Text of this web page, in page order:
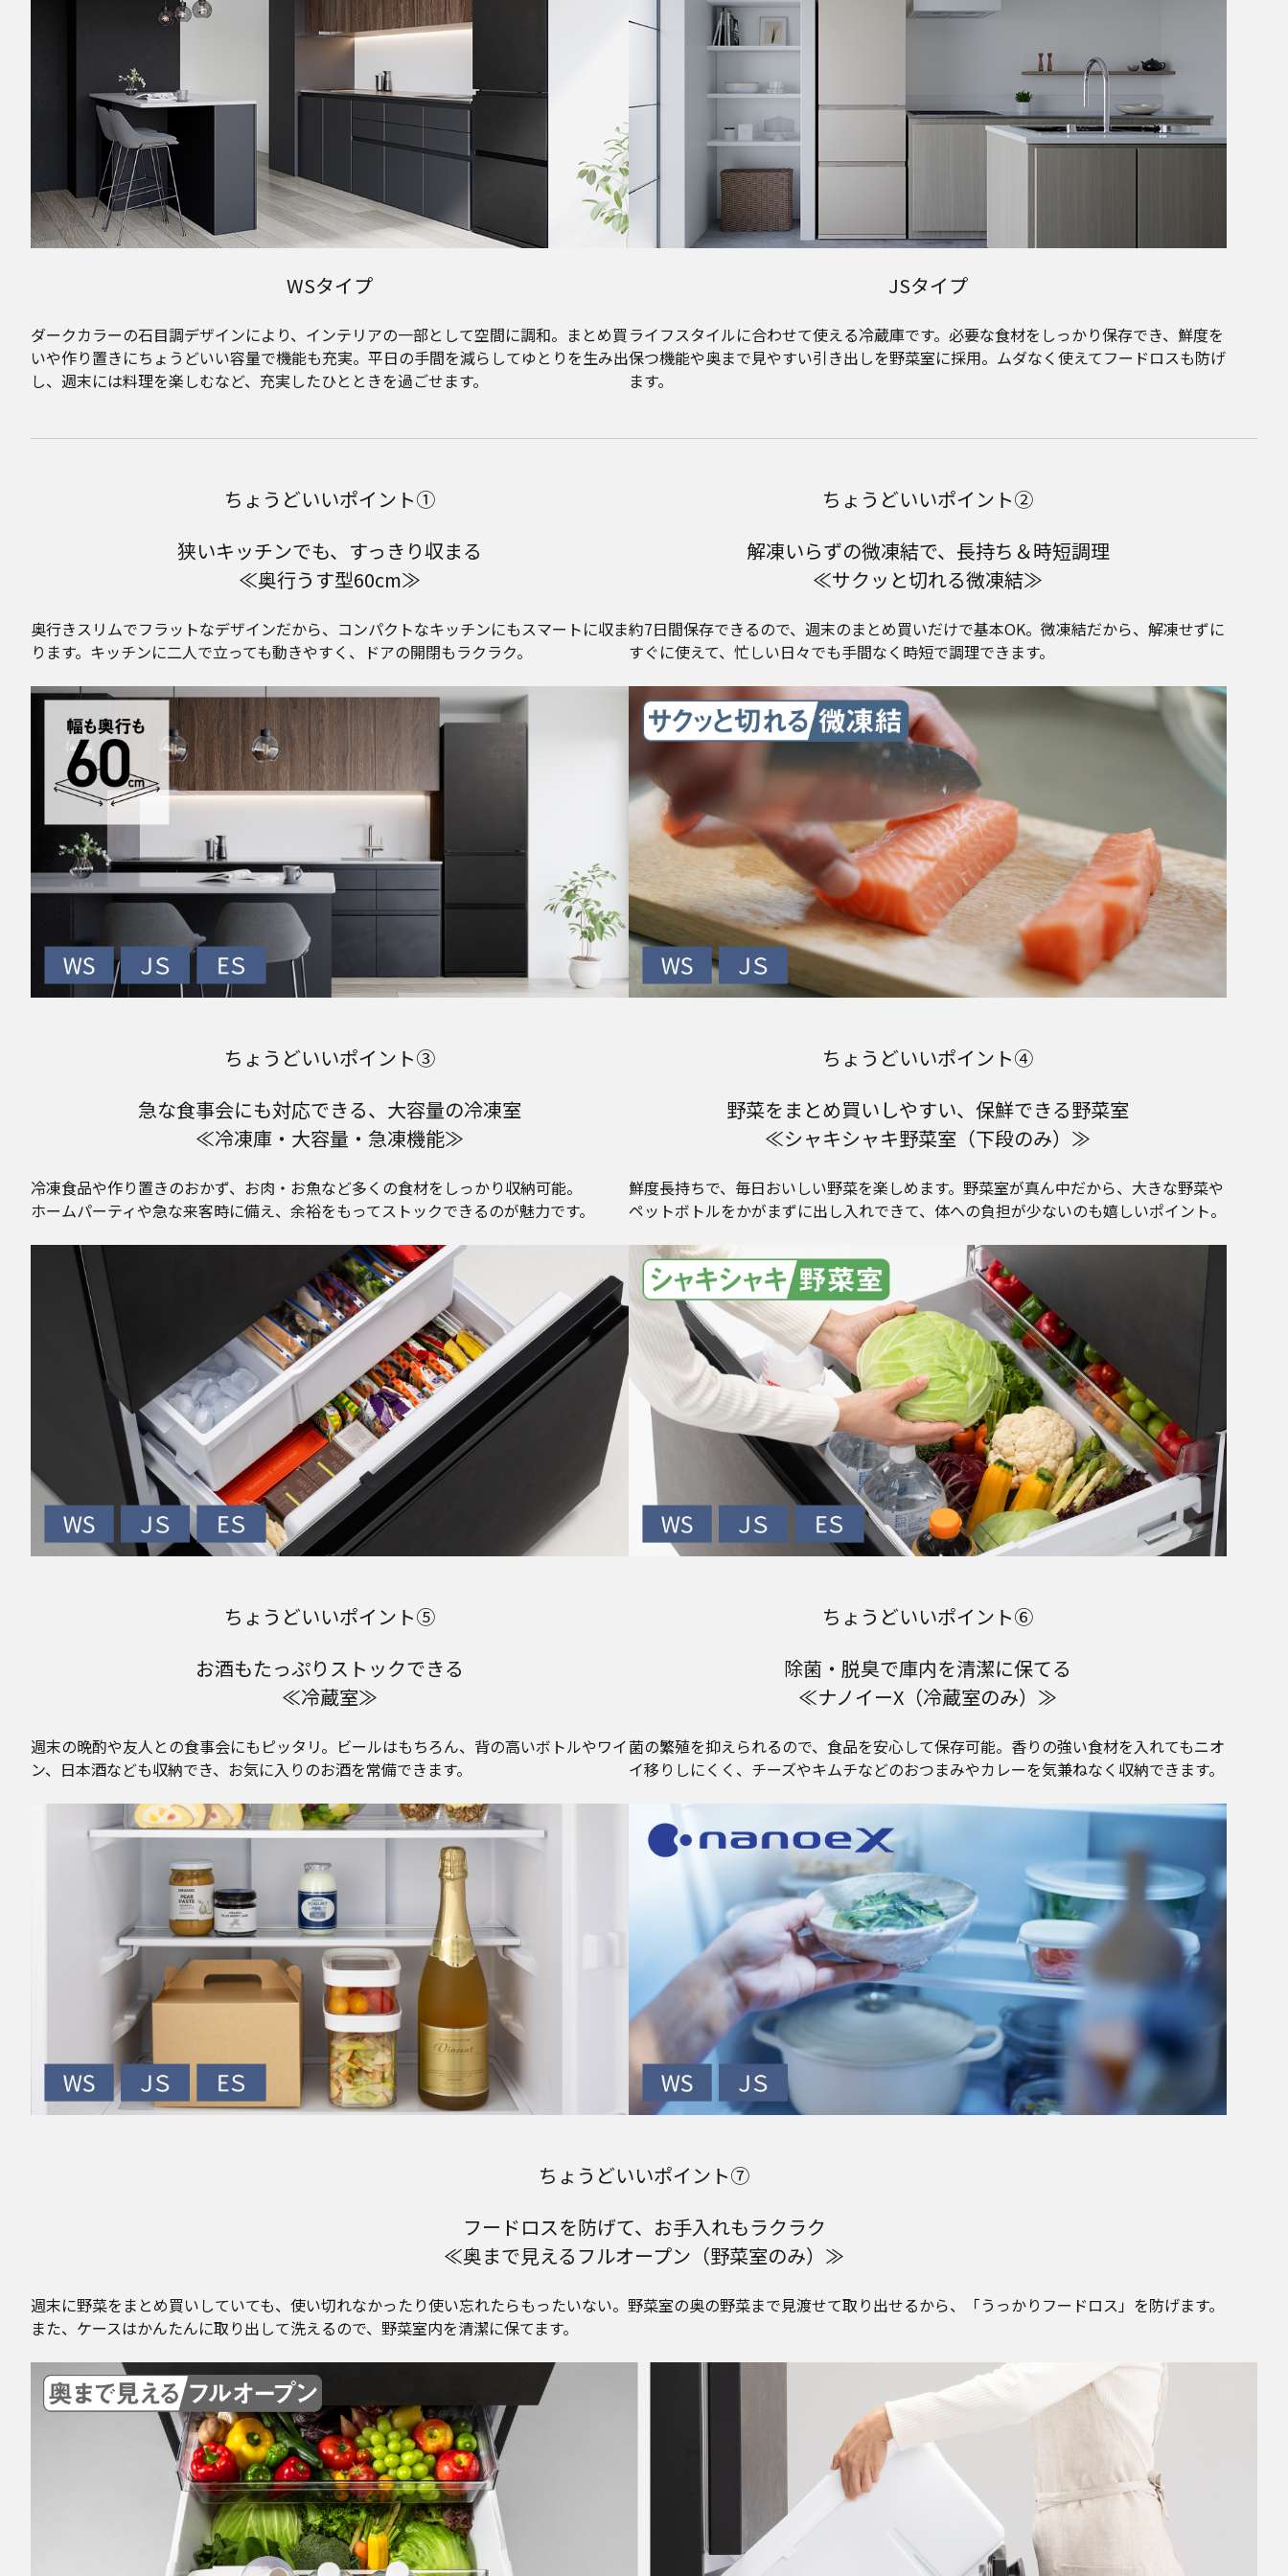
WSタイプ
ダークカラーの石目調デザインにより、インテリアの一部として空間に調和。まとめ買
いや作り置きにちょうどいい容量で機能も充実。平日の手間を減らしてゆとりを生み出
し、週末には料理を楽しむなど、充実したひとときを過ごせます。
JSタイプ
ライフスタイルに合わせて使える冷蔵庫です。必要な食材をしっかり保存でき、鮮度を
保つ機能や奥まで見やすい引き出しを野菜室に採用。ムダなく使えてフードロスも防げ
ます。
ちょうどいいポイント①
狭いキッチンでも、すっきり収まる
≪奥行うす型60cm≫
奥行きスリムでフラットなデザインだから、コンパクトなキッチンにもスマートに収ま
ります。キッチンに二人で立っても動きやすく、ドアの開閉もラクラク。
ちょうどいいポイント②
解凍いらずの微凍結で、 長持ち＆時短調理
≪サクッと切れる微凍結≫
約7日間保存できるので、週末のまとめ買いだけで基本OK。微凍結だから、解凍せずに
すぐに使えて、忙しい日々でも手間なく時短で調理できます。
ちょうどいいポイント③
急な食事会にも対応できる、 大容量の冷凍室
≪冷凍庫・大容量・急凍機能≫
冷凍食品や作り置きのおかず、お肉・お魚など多くの食材をしっかり収納可能。
ホームパーティや急な来客時に備え、余裕をもってストックできるのが魅力です。
ちょうどいいポイント④
野菜をまとめ買いしやすい、 保鮮できる野菜室
≪シャキシャキ野菜室（下段のみ）≫
鮮度長持ちで、毎日おいしい野菜を楽しめます。野菜室が真ん中だから、大きな野菜や
ペットボトルをかがまずに出し入れできて、体への負担が少ないのも嬉しいポイント。
ちょうどいいポイント⑤
お酒もたっぷりストックできる
≪冷蔵室≫
週末の晩酌や友人との食事会にもピッタリ。ビールはもちろん、背の高いボトルやワイ
ン、日本酒なども収納でき、お気に入りのお酒を常備できます。
ちょうどいいポイント⑥
除菌・脱臭で庫内を清潔に保てる
≪ナノイーX（冷蔵室のみ）≫
菌の繁殖を抑えられるので、食品を安心して保存可能。香りの強い食材を入れてもニオ
イ移りしにくく、チーズやキムチなどのおつまみやカレーを気兼ねなく収納できます。
ちょうどいいポイント⑦
フードロスを防げて、 お手入れもラクラク
≪奥まで見えるフルオープン （野菜室のみ）≫
週末に野菜をまとめ買いしていても、使い切れなかったり使い忘れたらもったいない。野菜室の奥の野菜まで見渡せて取り出せるから、「うっかりフードロス」を防げます。
また、ケースはかんたんに取り出して洗えるので、野菜室内を清潔に保てます。